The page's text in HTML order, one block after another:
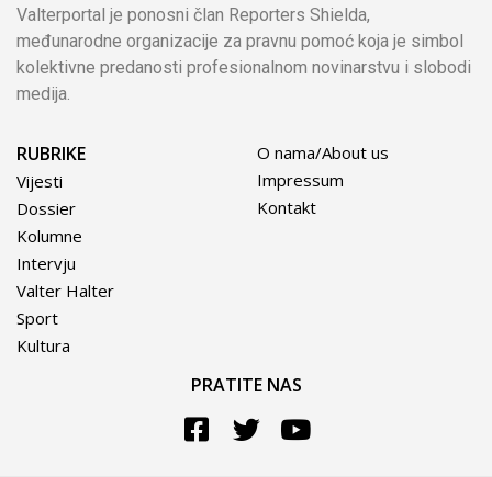
Valterportal je ponosni član Reporters Shielda,
međunarodne organizacije za pravnu pomoć koja je simbol
kolektivne predanosti profesionalnom novinarstvu i slobodi
medija.
RUBRIKE
Vijesti
Dossier
Kolumne
Intervju
Valter Halter
Sport
Kultura
O nama/About us
Impressum
Kontakt
PRATITE NAS